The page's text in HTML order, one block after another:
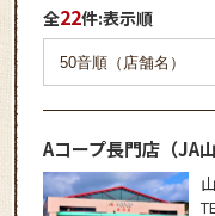
全22件:表示順
Aコープ長門店（JA